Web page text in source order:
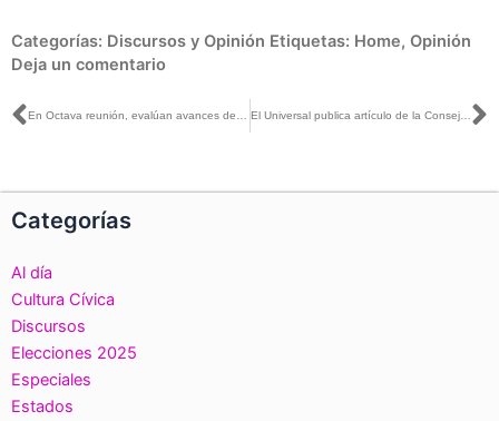
Categorías: Discursos y Opinión Etiquetas: Home, Opinión
Deja un comentario
Ant En Octava reunión, evalúan avances de las actividades del Proceso Electoral Concurrente 2023-2024 en Oaxaca El Universal publica artículo de la Consejera Electoral Carla Humphrey, titulado: 70 años del voto de las mujeres en México
Categorías
Al día
Cultura Cívica
Discursos
Elecciones 2025
Especiales
Estados